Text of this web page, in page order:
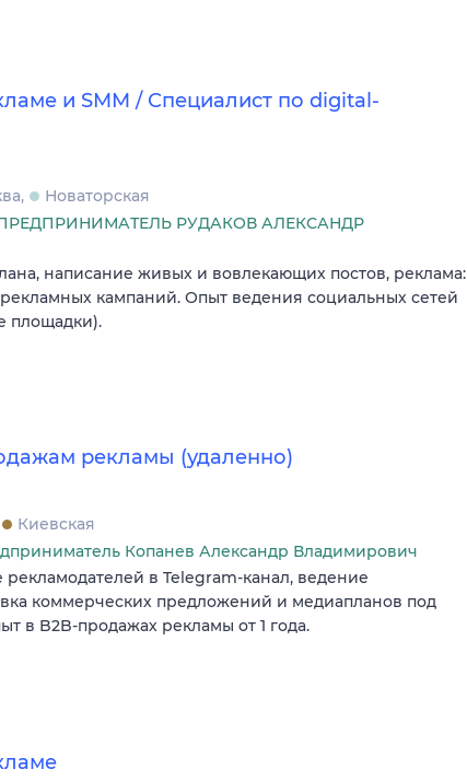
и SMM / Специалист по digital-
Новаторская
РУДАКОВ АЛЕКСАНДР
написание живых и вовлекающих постов, реклама:
кампаний. Опыт ведения социальных сетей
площадки).
рекламы (удаленно)
Киевская
Копанев Александр Владимирович
в Telegram-канал, ведение
коммерческих предложений и медиапланов под
в B2B‐продажах рекламы от 1 года.